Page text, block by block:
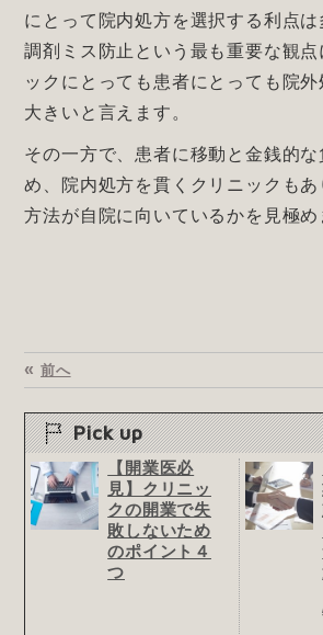
にとって院内処方を選択する利点は
調剤ミス防止という最も重要な観
ックにとっても患者にとっても院
大きいと言えます。
その一方で、患者に移動と金銭的
め、院内処方を貫くクリニックも
方法が自院に向いているかを見極め
« 前へ
Pick up
【開業医必
見】クリニッ
クの開業で失
敗しないため
のポイント４
つ